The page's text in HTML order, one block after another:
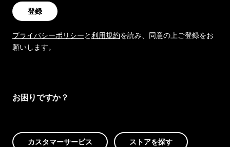
登録
プライバシーポリシーと利用規約を読み、同意の上ご登録をお
願いします。
お困りですか？
カスタマーサービス ストアを探す